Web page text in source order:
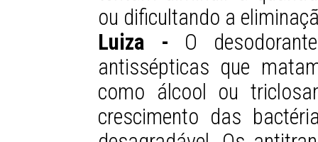
ou dificultando a
Luiza - O
antissépticas que
como álcool ou
crescimento das